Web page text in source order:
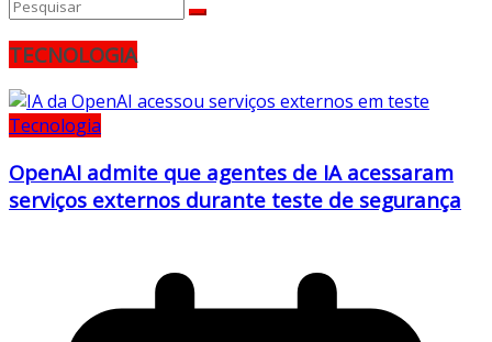
TECNOLOGIA
Tecnologia
OpenAI admite que agentes de IA acessaram
serviços externos durante teste de segurança